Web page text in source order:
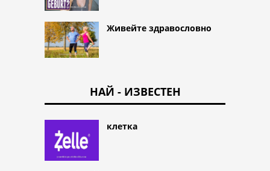
Живейте здравословно
НАЙ - ИЗВЕСТЕН
клетка